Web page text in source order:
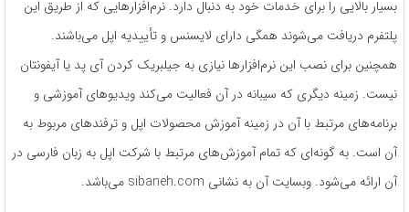
بسیار بالایی را برای خدمات خود به دنبال دارد. نرم‌افزارهایی که از طریق این
پلتفرم دریافت می‌شوند همگی دارای لایسنس و تأییدیه اپل می‌باشند.
همچنین برای نصب این نرم‌افزارها نیازی به جیلبریک کردن آی پد یا آیفونتان
نیست. زمینه دیگری که سیبانه در آن فعالیت می‌کند ویدیوهای آموزشی و
برنامه‌های مرتبط با آن در زمینه آموزش محصولات اپل و ترفندهای مربوط به
آن است. به ‌گونه‌ای که تمام آموزش‌های مرتبط با شرکت اپل به زبان فارسی در
آن ارائه می‌شود. وبسایت آن به نشانی sibaneh.com می‌باشد.